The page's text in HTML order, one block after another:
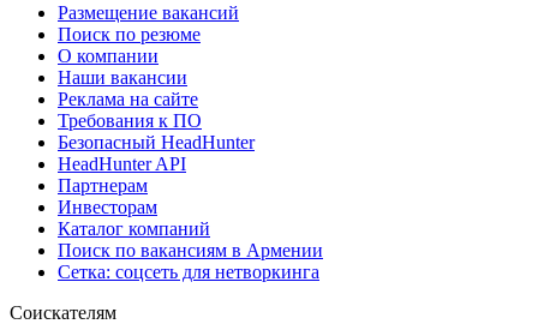
Размещение вакансий
Поиск по резюме
О компании
Наши вакансии
Реклама на сайте
Требования к ПО
Безопасный HeadHunter
HeadHunter API
Партнерам
Инвесторам
Каталог компаний
Поиск по вакансиям в Армении
Сетка: соцсеть для нетворкинга
Соискателям